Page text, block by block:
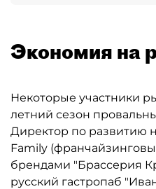
Экономия на
Некоторые участники
летний сезон
Директор по развитию
Family
брендами "Брассерия
русский гастропаб